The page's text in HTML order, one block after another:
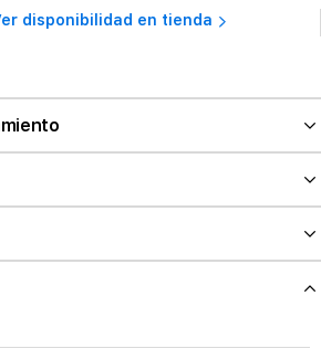
disponibilidad en tienda